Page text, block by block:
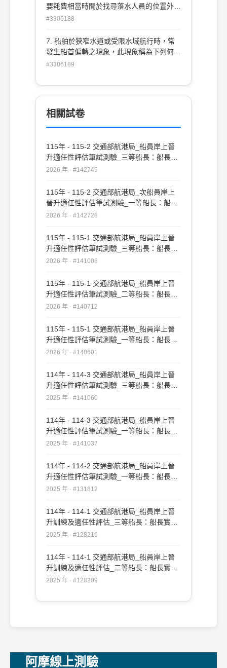
要耗費相當時間於找尋落水人員的位置外，
最困難亦是最耗費時間的作業為下列何者？
的吊放 (C) 救助艇的脫勾作業，與下水後引
擎或舷外機的發動 (D) 將落水人員自水面救
#3306188
7. 船舶於狹窄水道或受限水域航行時，常
發生船首偏轉之現象，此現象稱為下列何
者？ (A) 河岸效應 (B) 水壓效應 (C) 流力效
#3306189
相關試卷
115年 - 115-2 交通部航港局_船員岸上晉
升適任性評估筆試測驗_三等船長：船長實
務#142745
2026 年 · #142745
115年 - 115-2 交通部航港局_次船員岸上
晉升適任性評估筆試測驗_一等船長：船長
實務#142728
2026 年 · #142728
115年 - 115-1 交通部航港局_船員岸上晉
升適任性評估筆試測驗_三等船長：船長實
務#141008
2026 年 · #141008
115年 - 115-1 交通部航港局_船員岸上晉
升適任性評估筆試測驗_二等船長：船長實
務#140712
2026 年 · #140712
115年 - 115-1 交通部航港局_船員岸上晉
升適任性評估筆試測驗_一等船長：船長實
務#140601
2026 年 · #140601
114年 - 114-3 交通部航港局_船員岸上晉
升適任性評估筆試測驗_三等船長：船長實
務#141060
2025 年 · #141060
114年 - 114-3 交通部航港局_船員岸上晉
升適任性評估筆試測驗_一等船長：船長實
務#141037
2025 年 · #141037
114年 - 114-2 交通部航港局_船員岸上晉
升適任性評估筆試測驗_一等船長：船長實
務#131812
2025 年 · #131812
114年 - 114-1 交通部航港局_船員岸上晉
升訓練及適任性評估_三等船長：船長實務
#128216
2025 年 · #128216
114年 - 114-1 交通部航港局_船員岸上晉
升訓練及適任性評估_二等船長：船長實務
#128209
2025 年 · #128209
阿摩線上測驗